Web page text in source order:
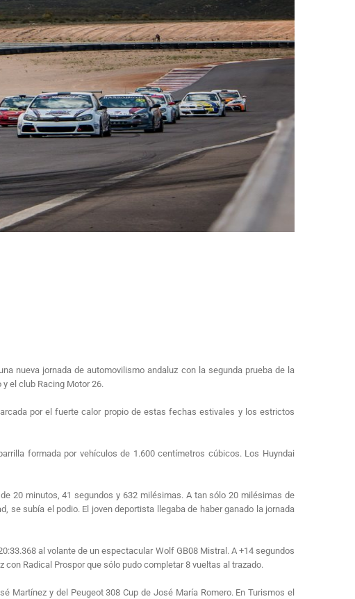
nueva jornada de automovilismo andaluz con la segunda prueba de la
el club Racing Motor 26.
por el fuerte calor propio de estas fechas estivales y los estrictos
formada por vehículos de 1.600 centímetros cúbicos. Los Huyndai
20 minutos, 41 segundos y 632 milésimas. A tan sólo 20 milésimas de
se subía el podio. El joven deportista llegaba de haber ganado la jornada
al volante de un espectacular Wolf GB08 Mistral. A +14 segundos
con Radical Prospor que sólo pudo completar 8 vueltas al trazado.
Martínez y del Peugeot 308 Cup de José María Romero. En Turismos el